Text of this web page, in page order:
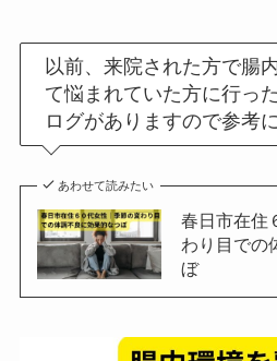
以前、来院された方で腸
て悩まれていた方に行っ
ログがありますので参考
あわせて読みたい
春日市在住
わり目での
ぼ